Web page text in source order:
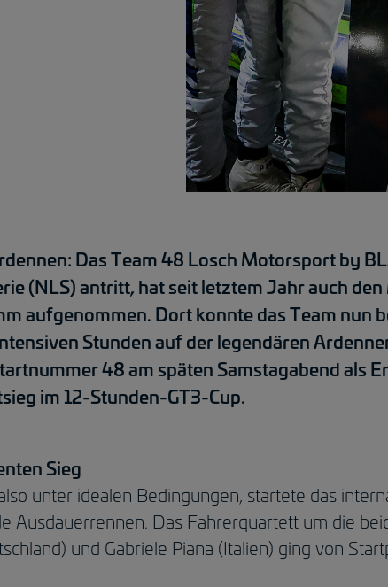
Das Team 48 Losch Motorsport by
(NLS) antritt, hat seit letztem Jahr auch
aufgenommen. Dort konnte das Team nun
Stunden auf der legendären
48 am späten Samstagabend als
im 12-Stunden-GT3-Cup.
Sieg
unter idealen Bedingungen, startete das
Ausdauerrennen. Das Fahrerquartett um die
und Gabriele Piana (Italien) ging von